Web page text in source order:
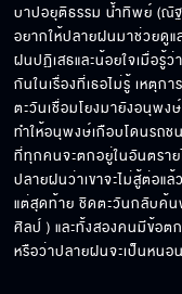
บาปอยุติธรรม น้ำทิพย์ (ณั
อยากให้ปลายฝนมาช่วยดู
ฝนปฏิเสธและน้อยใจเมื่อ
กันในเรื่องที่เธอไม่รู้ เหตุ
ตะวันเชื่อมโยงมายังอนุพง
ทำให้อนุพงษ์เกือบโดนรถ
ที่ทุกคนจะตกอยู่ในอันตรา
ปลายฝนว่าเขาจะไม่สู้ต่อแ
แต่สุดท้าย ชิดตะวันกลับค้
ศิลป์ ) และทั้งสองคนมีข้อต
หรือว่าปลายฝนจะเป็นหนอน